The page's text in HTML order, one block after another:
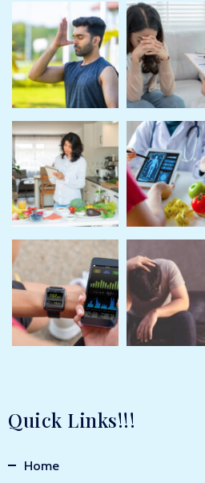
Quick Links!!!
Home